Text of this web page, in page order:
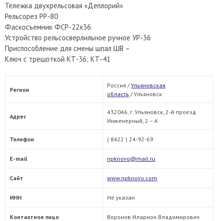
Тележка двухрельсовая «Деплорий»
Рельсорез РР-80
Фаскосъемник ФСР-22х36
Устройство рельсосверлильное ручное УР-36
Приспособление для смены шпал ШВ –
Ключ с трещоткой КТ-36; КТ-41
Регион
Россия /Ульяновская
область /Ульяновск
Адрес
432046, г. Ульяновск, 2-й проезд
Инженерный, 2 – А
Телефон ( 8422 ) 24-92-69
E-mail npknovo@mail.ru
Сайт www.npknovo.com
ИНН Не указан
Контактное лицо Воронов Иларион Владимирович